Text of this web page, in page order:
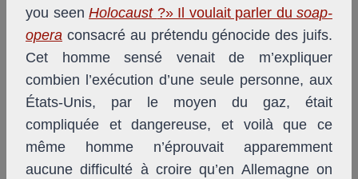
you seen Holocaust ?» Il voulait parler du soap-
opera consacré au prétendu génocide des juifs.
Cet homme sensé venait de m’expliquer
combien l’exécution d’une seule personne, aux
États-Unis, par le moyen du gaz, était
compliquée et dangereuse, et voilà que ce
même homme n’éprouvait apparemment
aucune difficulté à croire qu’en Allemagne on